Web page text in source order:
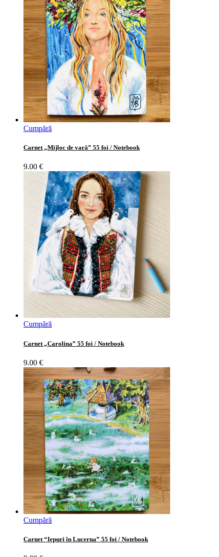
Cumpără
Carnet „Mijloc de vară” 55 foi / Notebook
9.00 €
Cumpără
Carnet „Carolina” 55 foi / Notebook
9.00 €
Cumpără
Carnet “Iepuri în Lucerna” 55 foi / Notebook